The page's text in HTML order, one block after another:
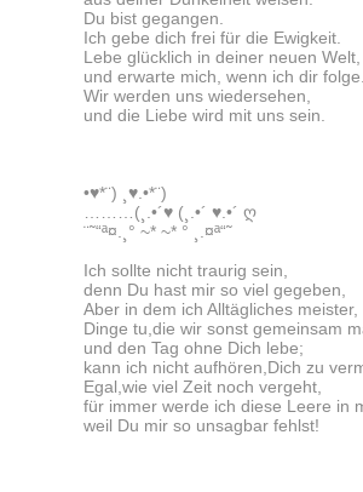
Du bist gegangen.
Ich gebe dich frei für die Ewigkeit.
Lebe glücklich in deiner neuen Welt,
und erwarte mich, wenn ich dir folge.
Wir werden uns wiedersehen,
und die Liebe wird mit uns sein.
•♥*¨) ¸♥.•*¨)
………(¸.•´♥ (¸.•´ ♥.•´ ღ
¨˜“ª¤.¸° ~* ~* ° ¸.¤ª“˜
Ich sollte nicht traurig sein,
denn Du hast mir so viel gegeben,
Aber in dem ich Alltägliches meister,
Dinge tu,die wir sonst gemeinsam
und den Tag ohne Dich lebe;
kann ich nicht aufhören,Dich zu
Egal,wie viel Zeit noch vergeht,
für immer werde ich diese Leere in
weil Du mir so unsagbar fehlst!